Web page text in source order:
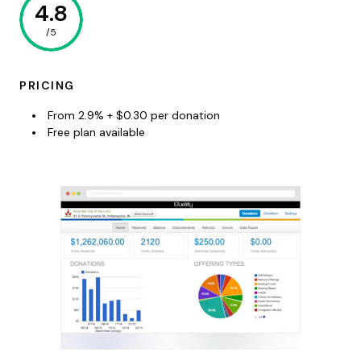
4.8
/5
PRICING
From 2.9% + $0.30 per donation
Free plan available